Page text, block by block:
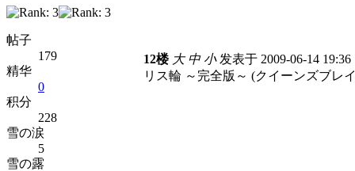
帖子
179
精华
0
积分
228
雪の涙
5
雪の露
12楼 大 中 小发表于 2009-06-14 19:36
リス輪 ～完全版～ (クイーンズブレ